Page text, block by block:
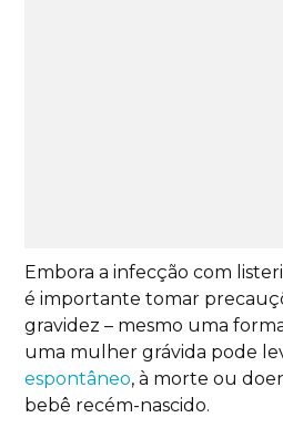
Embora a infecção com
é importante tomar
gravidez – mesmo uma
uma mulher grávida pode
espontâneo, à morte ou
bebê recém-nascido.